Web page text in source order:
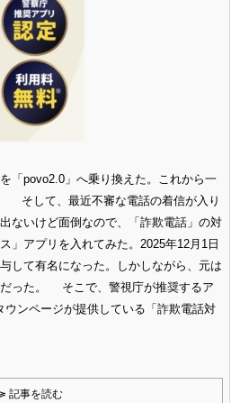
「povo2.0」へ乗り換えた。これから一
そして、最近不審な電話の着信が入り
ないけど面倒なので、「詐欺電話」の対
」アプリを入れてみた。2025年12月1日
して有名になった。しかしながら、元は
った。 そこで、警視庁が推奨するア
ウンページが提供している「詐欺電話対
記事を読む